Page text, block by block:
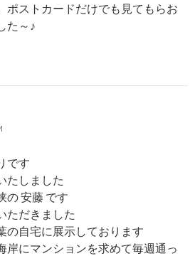
ポストカードだけでも見てもらお
た～♪
です
たしました
の 安藤 です
ただきました
の自宅に展示しております
岸にマンションを求めて毎週通っ